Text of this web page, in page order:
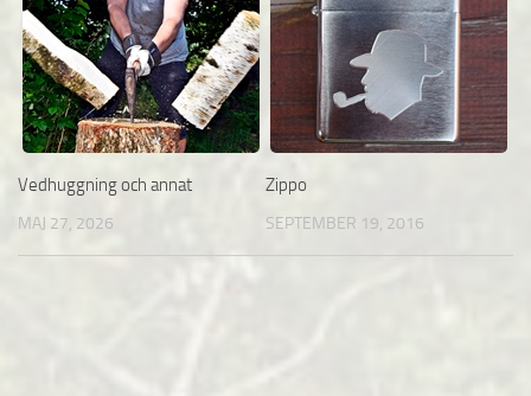
Vedhuggning och annat
MAJ 27, 2026
Zippo
SEPTEMBER 19, 2016